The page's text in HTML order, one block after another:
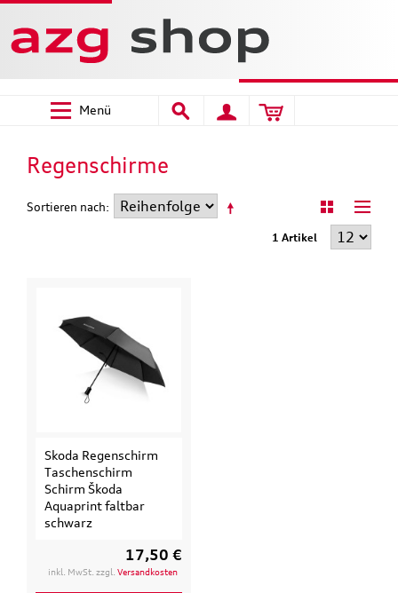
Menü
Regenschirme
Sortieren nach
1 Artikel
Skoda Regenschirm
Taschenschirm
Schirm Škoda
Aquaprint faltbar
schwarz
17,50 €
inkl. MwSt. zzgl.Versandkosten